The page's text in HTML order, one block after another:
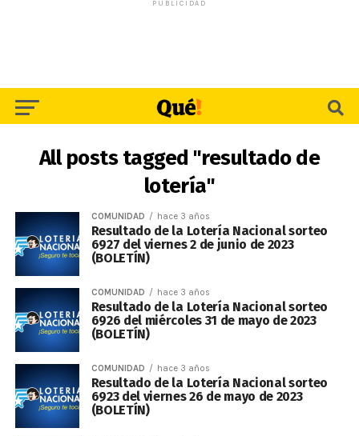
PUBLICIDAD
All posts tagged "resultado de
lotería"
COMUNIDAD hace 3 años
Resultado de la Lotería Nacional sorteo
6927 del viernes 2 de junio de 2023
(BOLETÍN)
COMUNIDAD hace 3 años
Resultado de la Lotería Nacional sorteo
6926 del miércoles 31 de mayo de 2023
(BOLETÍN)
COMUNIDAD hace 3 años
Resultado de la Lotería Nacional sorteo
6923 del viernes 26 de mayo de 2023
(BOLETÍN)